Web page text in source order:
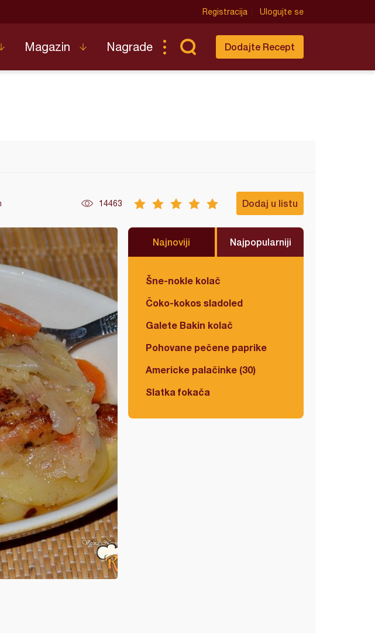
Registracija Ulogujte se
Magazin Nagrade Dodajte Recept
14463 Dodaj u listu
Najnoviji Najpopularniji
Šne-nokle kolač
Čoko-kokos sladoled
Galete Bakin kolač
Pohovane pečene paprike
Americke palačinke (30)
Slatka fokača